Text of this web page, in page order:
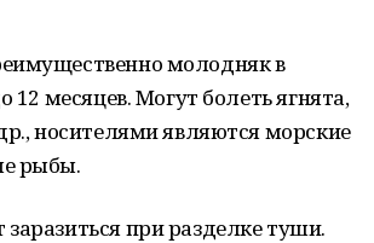
молодняк в
12 месяцев. Могут болеть ягнята,
носителями являются морские
рыбы.
при разделке туши.